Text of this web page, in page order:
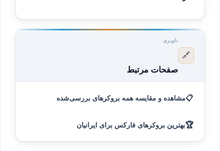
معمولاً در دسترس نیست.
نیازمند استفاده از فیلترشکن پایدار است.
🔗
ناوبری
صفحات مرتبط
📋مشاهده و مقایسه همه بروکرهای بررسی‌شده
🏆بهترین بروکرهای فارکس برای ایرانیان